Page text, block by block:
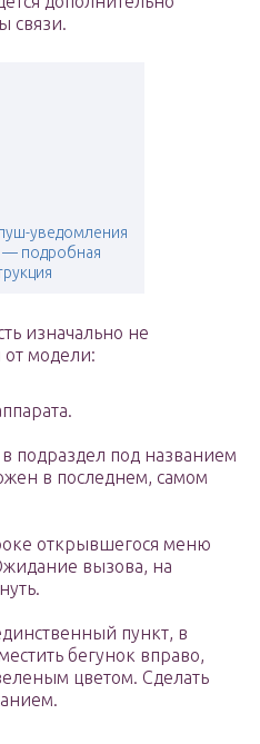
связи.
уведомления
— подробная
изначально не
от модели:
подраздел под названием
в последнем, самом
открывшегося меню
вызова, на
пункт, в
бегунок вправо,
цветом. Сделать